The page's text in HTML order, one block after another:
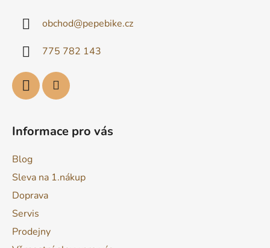
obchod@pepebike.cz
775 782 143
Informace pro vás
Blog
Sleva na 1.nákup
Doprava
Servis
Prodejny